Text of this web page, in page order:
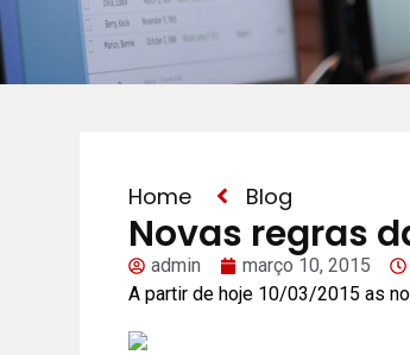
Home Blog
Novas regras
admin março 10, 2015
A partir de hoje 10/03/2015 as